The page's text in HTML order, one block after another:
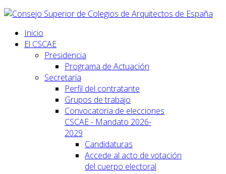
Inicio
El CSCAE
Presidencia
Programa de Actuación
Secretaría
Perfil del contratante
Grupos de trabajo
Convocatoria de elecciones
CSCAE - Mandato 2026-
2029
Candidaturas
Accede al acto de votación
del cuerpo electoral